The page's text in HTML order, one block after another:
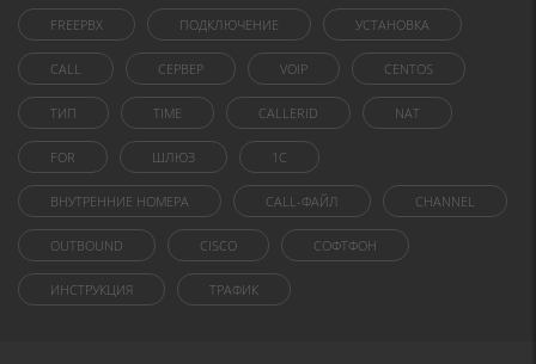
FREEPBX ПОДКЛЮЧЕНИЕ УСТАНОВКА
CALL СЕРВЕР VOIP CENTOS
ТИП TIME CALLERID NAT
FOR ШЛЮЗ 1C
ВНУТРЕННИЕ НОМЕРА CALL-ФАЙЛ CHANNEL
OUTBOUND CISCO СОФТФОН
ИНСТРУКЦИЯ ТРАФИК